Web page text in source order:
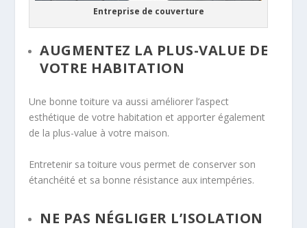
Entreprise de couverture
AUGMENTEZ LA PLUS-VALUE DE
VOTRE HABITATION
Une bonne toiture va aussi améliorer l’aspect
esthétique de votre habitation et apporter également
de la plus-value à votre maison.
Entretenir sa toiture vous permet de conserver son
étanchéité et sa bonne résistance aux intempéries.
NE PAS NÉGLIGER L’ISOLATION